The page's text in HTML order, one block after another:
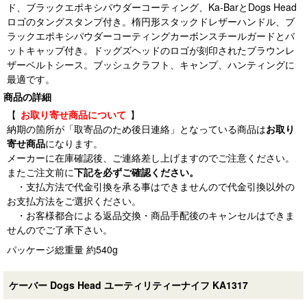
ド、ブラックエポキシパウダーコーティング、Ka-BarとDogs Head
ロゴのタングスタンプ付き。楕円形スタックドレザーハンドル、ブ
ラックエポキシパウダーコーティングカーボンスチールガードとバ
ットキャップ付き。ドッグズヘッドのロゴが刻印されたブラウンレ
ザーベルトシース。ブッシュクラフト、キャンプ、ハンティングに
最適です。
商品の詳細
【 お取り寄せ商品について 】
納期の箇所が「取寄品のため後日連絡」となっている商品はお取り
寄せ商品になります。
メーカーに在庫確認後、ご連絡差し上げますのでご注意ください。
またご注文前に下記を必ずご確認ください。
・支払方法で代金引換を承る事はできませんので代金引換以外の
お支払方法をご選択ください。
・お客様都合による返品交換・商品手配後のキャンセルはできま
せんのでご了承下さい。
パッケージ総重量 約540g
ケーバー Dogs Head ユーティリティーナイフ KA1317